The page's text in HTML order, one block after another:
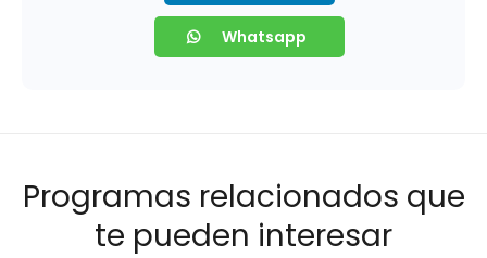
Whatsapp
Programas relacionados que
te pueden interesar